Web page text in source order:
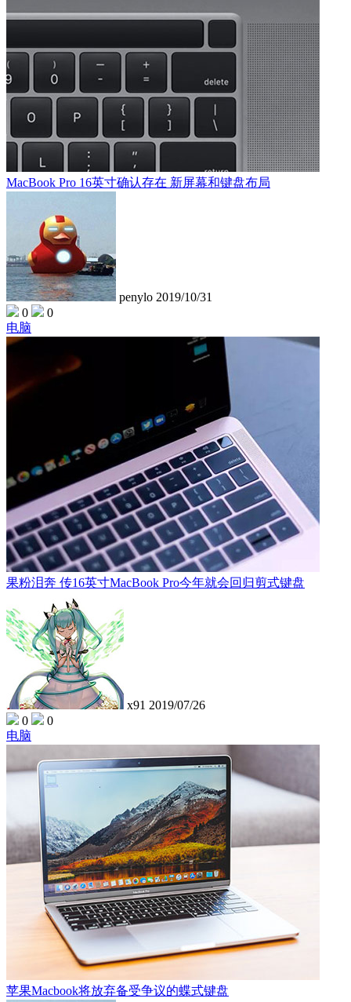
MacBook Pro 16英寸确认存在 新屏幕和键盘布局
penylo 2019/10/31
0
0
电脑
果粉泪奔 传16英寸MacBook Pro今年就会回归剪式键盘
x91 2019/07/26
0
0
电脑
苹果Macbook将放弃备受争议的蝶式键盘